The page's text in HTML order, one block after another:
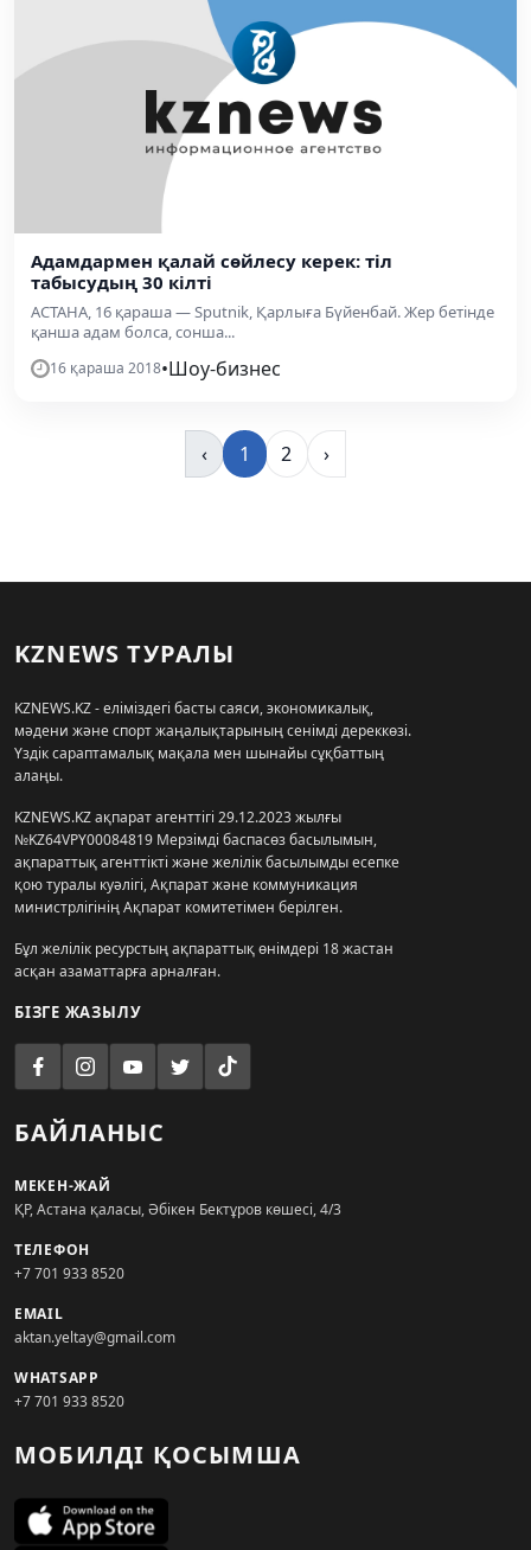
Адамдармен қалай сөйлесу керек: тіл
табысудың 30 кілті
АСТАНА, 16 қараша — Sputnik, Қарлыға Бүйенбай. Жер бетінде
қанша адам болса, сонша...
16 қараша 2018•Шоу-бизнес
‹ 1 2 ›
KZNEWS ТУРАЛЫ
KZNEWS.KZ - еліміздегі басты саяси, экономикалық,
мәдени және спорт жаңалықтарының сенімді дереккөзі.
Үздік сараптамалық мақала мен шынайы сұқбаттың
алаңы.
KZNEWS.KZ ақпарат агенттігі 29.12.2023 жылғы
№KZ64VPY00084819 Мерзімді баспасөз басылымын,
ақпараттық агенттікті және желілік басылымды есепке
қою туралы куәлігі, Ақпарат және коммуникация
министрлігінің Ақпарат комитетімен берілген.
Бұл желілік ресурстың ақпараттық өнімдері 18 жастан
асқан азаматтарға арналған.
БІЗГЕ ЖАЗЫЛУ
БАЙЛАНЫС
МЕКЕН-ЖАЙ
ҚР, Астана қаласы, Әбікен Бектұров көшесі, 4/3
ТЕЛЕФОН
+7 701 933 8520
EMAIL
aktan.yeltay@gmail.com
WHATSAPP
+7 701 933 8520
МОБИЛДІ ҚОСЫМША